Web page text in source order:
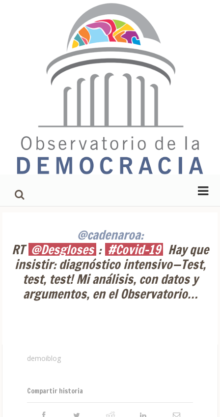
@cadenaroa:
RT @Desgloses : #Covid-19 Hay que
insistir: diagnóstico intensivo—Test,
test, test! Mi análisis, con datos y
argumentos, en el Observatorio…
demoiblog
Compartir historia